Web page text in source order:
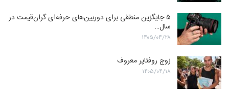
۵ جایگزین منطقی برای دوربین‌های حرفه‌ای گران‌قیمت در
سال…
۱۴۰۵/۰۴/۲۸
زوج روفتاپر معروف
۱۴۰۵/۰۴/۱۸